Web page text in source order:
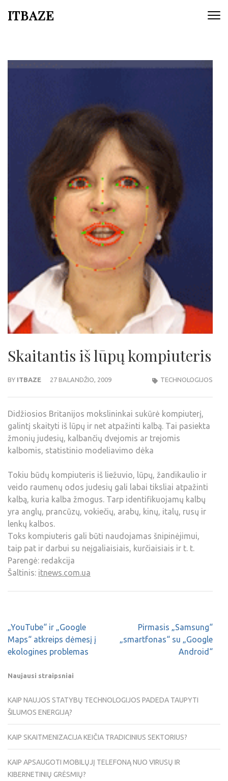
ITBAZE
Skaitantis iš lūpų kompiuteris
BY ITBAZE 27 BALANDŽIO, 2009 TECHNOLOGIJOS
Didžiosios Britanijos mokslininkai sukūrė kompiuterį,
galintį skaityti iš lūpų ir net atpažinti kalbą. Tai pasiekta
žmonių judesių, kalbančių dvejomis ar trejomis
kalbomis, statistinio modeliavimo dėka
Tokiu būdų kompiuteris iš liežuvio, lūpų, žandikaulio ir
veido raumenų odos judesių gali labai tiksliai atpažinti
kalbą, kuria kalba žmogus. Tarp identifikuojamų kalbų
yra anglų, prancūzų, vokiečių, arabų, kinų, italų, rusų ir
lenkų kalbos.
Toks kompiuteris gali būti naudojamas šnipinėjimui,
taip pat ir darbui su neįgaliaisiais, kurčiaisiais ir t. t.
Parengė: redakcija
Šaltinis: itnews.com.ua
„YouTube“ ir „Google
Maps“ atkreips dėmesį į
ekologines problemas
Pirmasis „Samsung“
„smartfonas“ su „Google
Android“
Naujausi straipsniai
KAIP NAUJOS STATYBŲ TECHNOLOGIJOS PADEDA TAUPYTI
ŠILUMOS ENERGIJĄ?
KAIP SKAITMENIZACIJA KEIČIA TRADICINIUS SEKTORIUS?
KAIP APSAUGOTI MOBILŲJĮ TELEFONĄ NUO VIRUSŲ IR
KIBERNETINIŲ GRĖSMIŲ?